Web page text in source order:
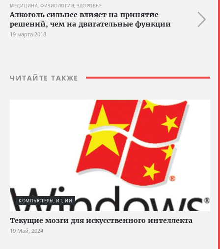
МЕДИЦИНА, ФИЗИОЛОГИЯ, ЗДОРОВЬЕ
Алкоголь сильнее влияет на принятие
решений, чем на двигательные функции
19 марта 2018
ЧИТАЙТЕ ТАКЖЕ
КОМПЬЮТЕРЫ, ИТ, ИИ
Текущие мозги для искусственного интеллекта
19 Май, 2024